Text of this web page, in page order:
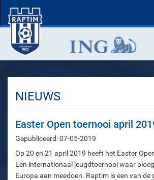
NIEUWS
Easter Open toernooi april
Gepubliceerd: 07-05-2019
Op 20 en 21 april 2019 heeft het Easter
Een internationaal jeugdtoernooi waar
Europa aan meedoen. Raptim is een van de